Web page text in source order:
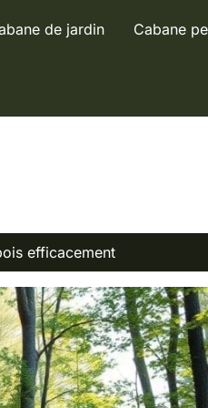
de jardin Cabane
efficacement